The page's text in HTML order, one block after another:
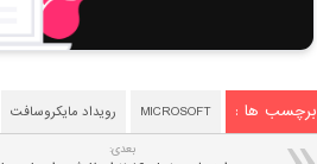
برچسب ها : MICROSOFT رویداد مایکروسافت
بعدی: